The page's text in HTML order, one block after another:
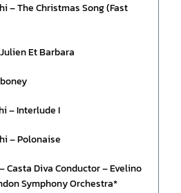
– The Christmas Song (Fast
Et Barbara
– Interlude I
– Polonaise
Casta Diva Conductor – Evelino
Symphony Orchestra*